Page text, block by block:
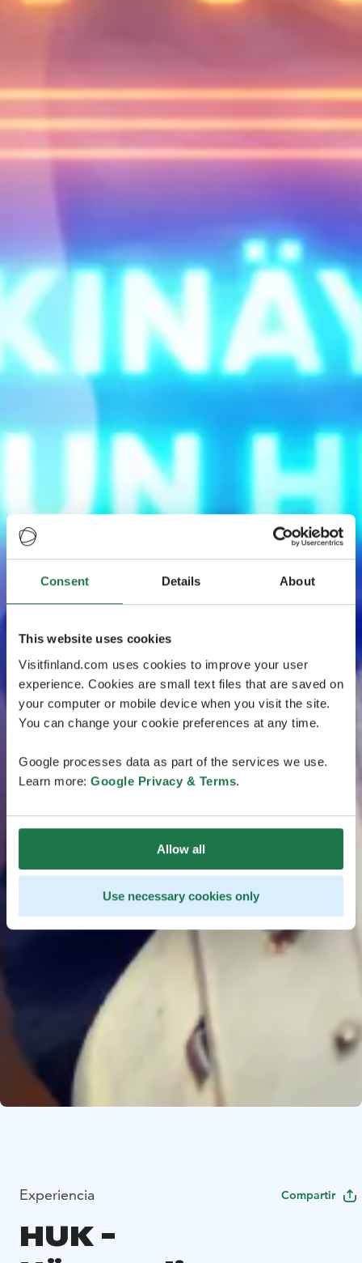
Consent Details About
This website uses cookies
Visitfinland.com uses cookies to improve your user
experience. Cookies are small text files that are saved on
your computer or mobile device when you visit the site.
You can change your cookie preferences at any time.
Google processes data as part of the services we use.
Learn more: Google Privacy & Terms.
Allow all
Use necessary cookies only
Experiencia Compartir
HUK -